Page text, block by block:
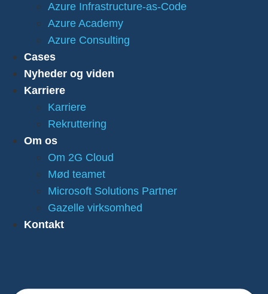
Azure Infrastructure-as-Code
Azure Academy
Azure Consulting
Cases
Nyheder og viden
Karriere
Karriere
Rekruttering
Om os
Om 2G Cloud
Mød teamet
Microsoft Solutions Partner
Gazelle virksomhed
Kontakt